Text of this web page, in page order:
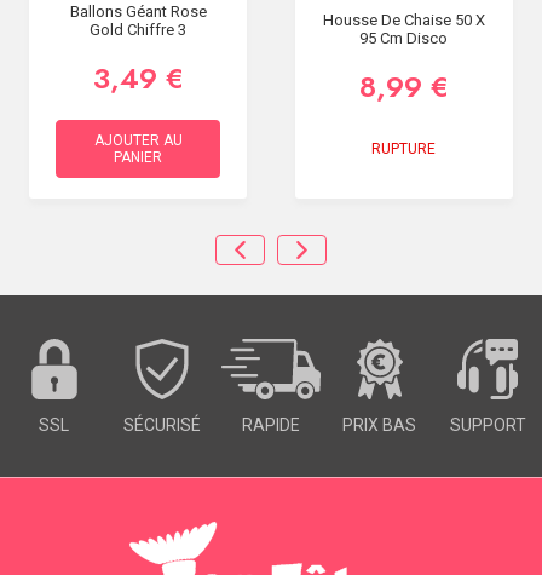
Ballons Géant Rose
Gold Chiffre 3
3,49 €
AJOUTER AU
PANIER
Housse De Chaise 50 X
95 Cm Disco
8,99 €
RUPTURE
SSL SÉCURISÉ RAPIDE PRIX BAS SUPPORT